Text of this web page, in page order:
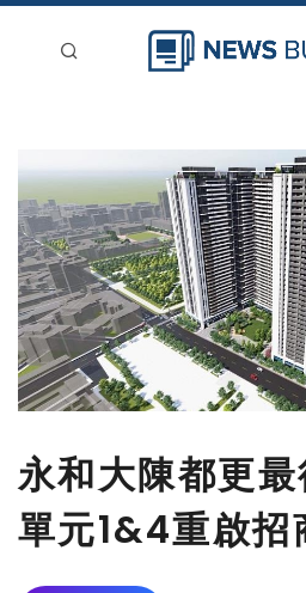
登入
刊登
永和大陳都更
單元1&4重啟招